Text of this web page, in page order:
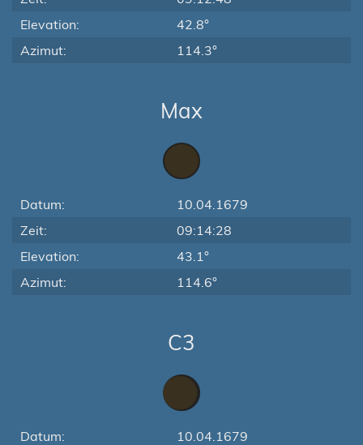
Elevation:
42.8°
Azimut:
114.3°
Max
Datum:
10.04.1679
Zeit:
09:14:28
Elevation:
43.1°
Azimut:
114.6°
C3
Datum:
10.04.1679